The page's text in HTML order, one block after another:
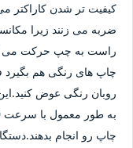
کیفیت تر شدن کاراکتر
ضربه می زنند زیرا
راست به چپ حرکت می
چاپ های رنگی هم بگیرد
روبان رنگی عوض
چاپ رو انجام